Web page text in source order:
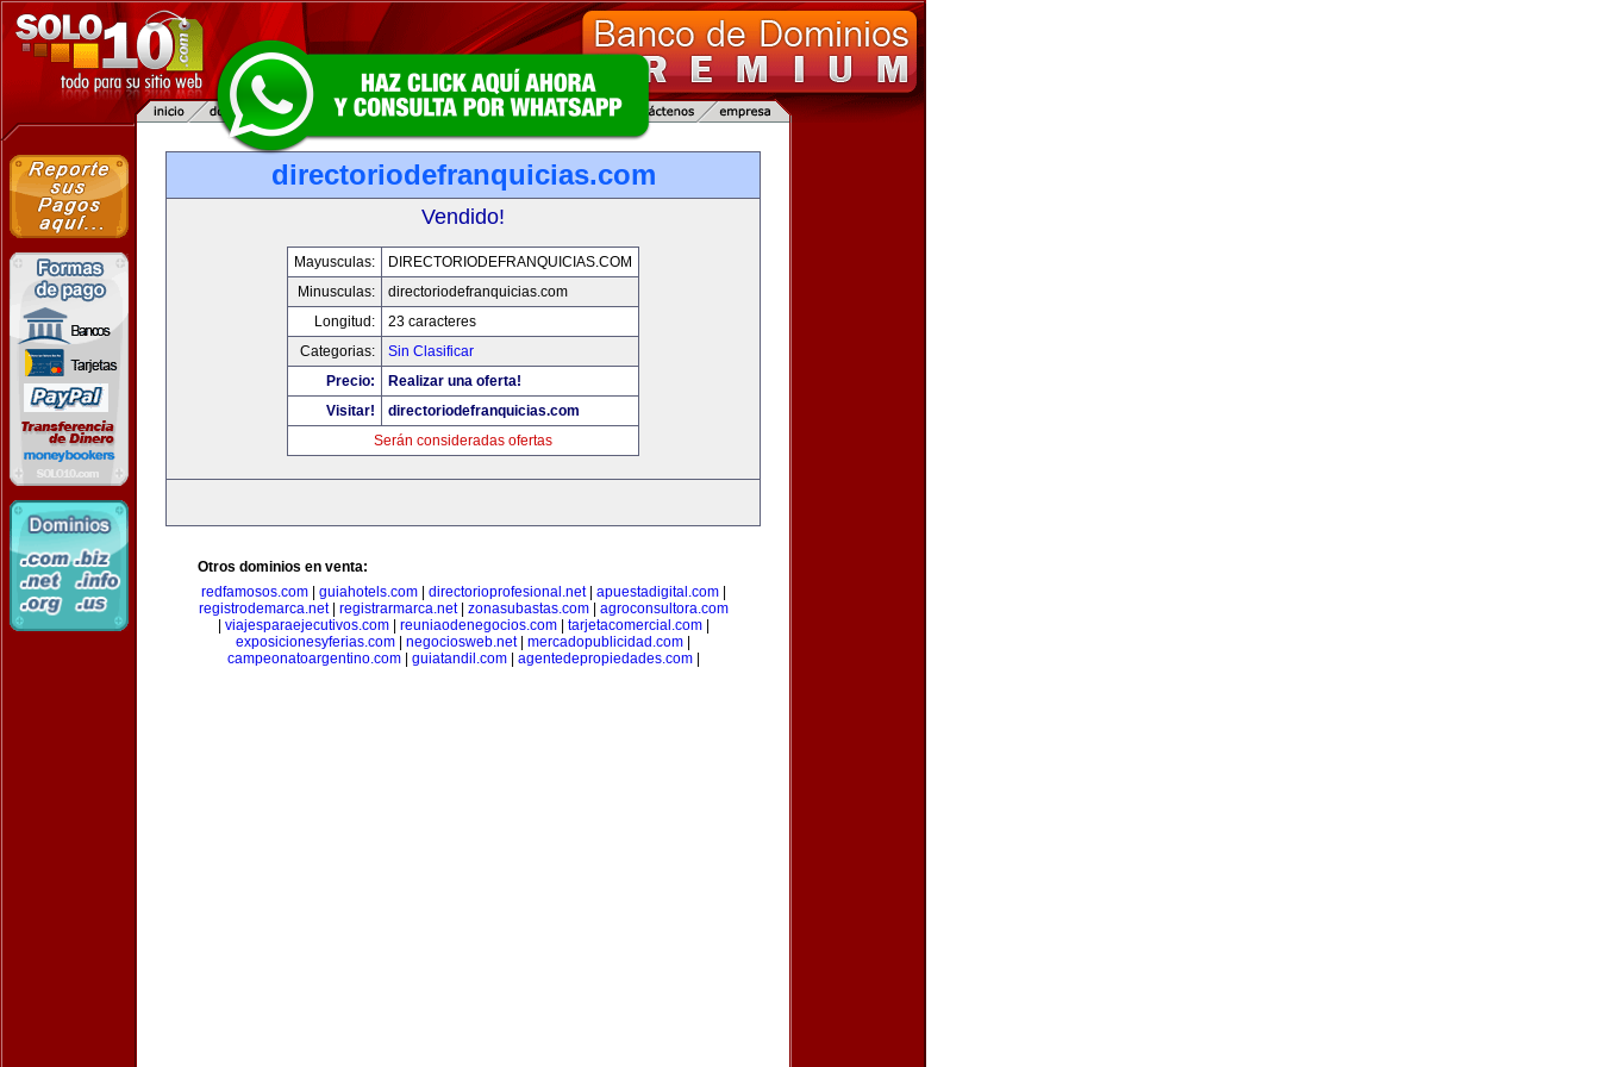
directoriodefranquicias.com
Vendido!
Mayusculas:
DIRECTORIODEFRANQUICIAS.COM
Minusculas:
directoriodefranquicias.com
Longitud:
23 caracteres
Categorias:
Sin Clasificar
Precio:
Realizar una oferta!
Visitar!
directoriodefranquicias.com
Serán consideradas ofertas
Otros dominios en venta:
redfamosos.com| guiahotels.com| directorioprofesional.net| apuestadigital.com|
registrodemarca.net| registrarmarca.net| zonasubastas.com| agroconsultora.com
viajesparaejecutivos.com| reuniaodenegocios.com| tarjetacomercial.com|
exposicionesyferias.com
negociosweb.net| mercadopublicidad.com
campeonatoargentino.com| guiatandil.com| agentedepropiedades.com|